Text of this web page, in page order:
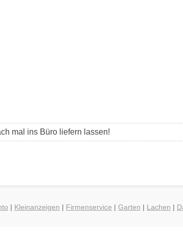
mal ins Büro liefern lassen!
| Kleinanzeigen | Firmenservice | Garten | Lachen |